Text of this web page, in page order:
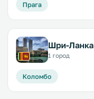
Прага
Шри-Ланка
1 город
Коломбо